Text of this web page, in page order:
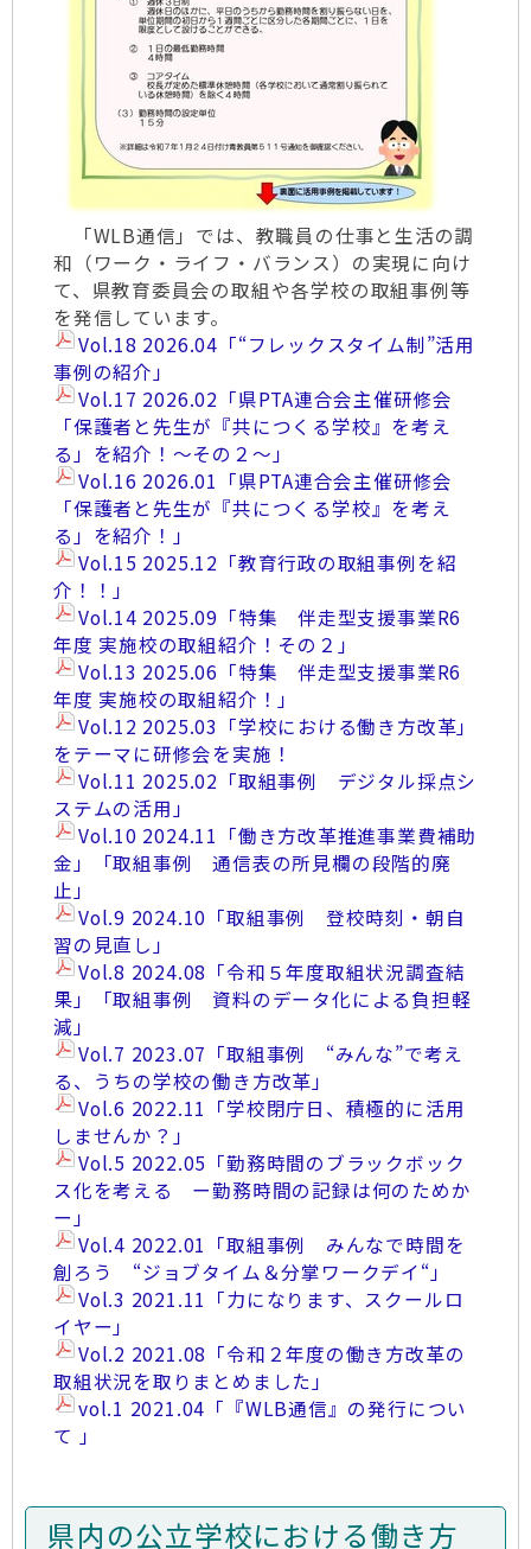
「WLB通信」では、教職員の仕事と生活の調
和（ワーク・ライフ・バランス）の実現に向け
て、県教育委員会の取組や各学校の取組事例等
を発信しています。
Vol.18 2026.04「“フレックスタイム制”活用
事例の紹介」
Vol.17 2026.02「県PTA連合会主催研修会
「保護者と先生が『共につくる学校』を考え
る」を紹介！～その２～」
Vol.16 2026.01「県PTA連合会主催研修会
「保護者と先生が『共につくる学校』を考え
る」を紹介！」
Vol.15 2025.12「教育行政の取組事例を紹
介！！」
Vol.14 2025.09「特集 伴走型支援事業R6
年度 実施校の取組紹介！その２」
Vol.13 2025.06「特集 伴走型支援事業R6
年度 実施校の取組紹介！」
Vol.12 2025.03「学校における働き方改革」
をテーマに研修会を実施！
Vol.11 2025.02「取組事例 デジタル採点シ
ステムの活用」
Vol.10 2024.11「働き方改革推進事業費補助
金」「取組事例 通信表の所見欄の段階的廃
止」
Vol.9 2024.10「取組事例 登校時刻・朝自
習の見直し」
Vol.8 2024.08「令和５年度取組状況調査結
果」「取組事例 資料のデータ化による負担軽
減」
Vol.7 2023.07「取組事例 “みんな”で考え
る、うちの学校の働き方改革」
Vol.6 2022.11「学校閉庁日、積極的に活用
しませんか？」
Vol.5 2022.05「勤務時間のブラックボック
ス化を考える ー勤務時間の記録は何のためか
ー」
Vol.4 2022.01「取組事例 みんなで時間を
創ろう “ジョブタイム＆分掌ワークデイ“」
Vol.3 2021.11「力になります、スクールロ
イヤー」
Vol.2 2021.08「令和２年度の働き方改革の
取組状況を取りまとめました」
vol.1 2021.04「『WLB通信』の発行につい
て 」
県内の公立学校における働き方